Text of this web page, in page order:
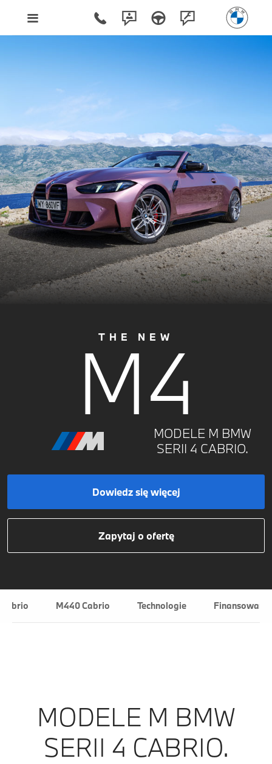
THE NEW
M4MODELE M BMW
SERII 4 CABRIO.
Dowiedz się więcej
Zapytaj o ofertę
M440 Cabrio Technologie
MODELE M BMW
SERII 4 CABRIO.